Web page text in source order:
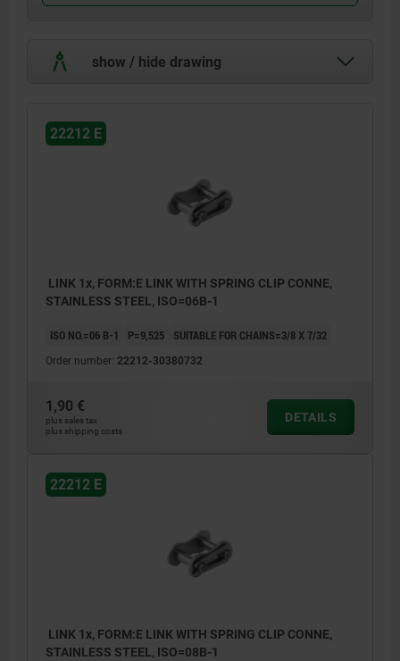
show / hide drawing
22212 E
LINK 1x, FORM:E LINK WITH SPRING CLIP CONNE,
STAINLESS STEEL, ISO=06B-1
ISO NO.=06 B-1 P=9,525 SUITABLE FOR CHAINS=3/8 X 7/32
Order number: 22212-30380732
1,90 €
plus sales tax
plus shipping costs
DETAILS
22212 E
LINK 1x, FORM:E LINK WITH SPRING CLIP CONNE,
STAINLESS STEEL, ISO=08B-1